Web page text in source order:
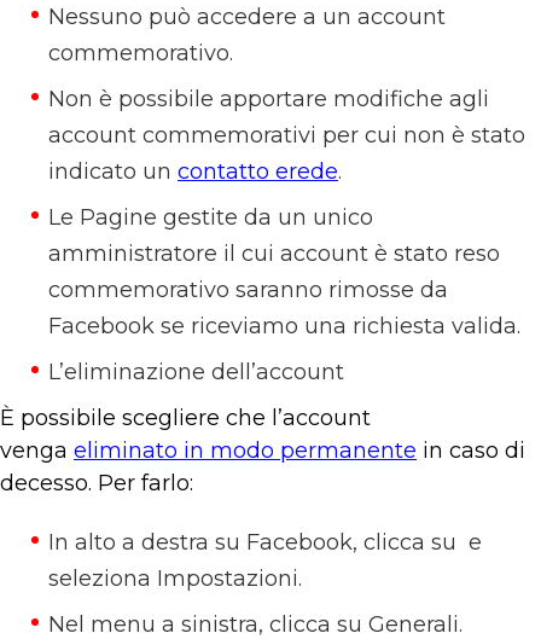
Nessuno può accedere a un account
commemorativo.
Non è possibile apportare modifiche agli
account commemorativi per cui non è stato
indicato un contatto erede.
Le Pagine gestite da un unico
amministratore il cui account è stato reso
commemorativo saranno rimosse da
Facebook se riceviamo una richiesta valida.
L’eliminazione dell’account
È possibile scegliere che l’account
venga eliminato in modo permanente in caso di
decesso. Per farlo:
In alto a destra su Facebook, clicca su e
seleziona Impostazioni.
Nel menu a sinistra, clicca su Generali.